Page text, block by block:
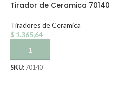
Tirador de Ceramica 70140
Tiradores de Ceramica
$ 1.365,64
AÑADIR AL CARRITO
SKU: 70140